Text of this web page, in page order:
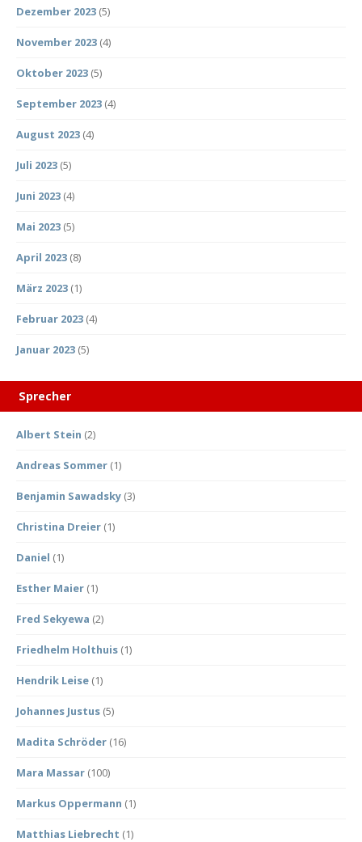
Dezember 2023 (5)
November 2023 (4)
Oktober 2023 (5)
September 2023 (4)
August 2023 (4)
Juli 2023 (5)
Juni 2023 (4)
Mai 2023 (5)
April 2023 (8)
März 2023 (1)
Februar 2023 (4)
Januar 2023 (5)
Sprecher
Albert Stein (2)
Andreas Sommer (1)
Benjamin Sawadsky (3)
Christina Dreier (1)
Daniel (1)
Esther Maier (1)
Fred Sekyewa (2)
Friedhelm Holthuis (1)
Hendrik Leise (1)
Johannes Justus (5)
Madita Schröder (16)
Mara Massar (100)
Markus Oppermann (1)
Matthias Liebrecht (1)